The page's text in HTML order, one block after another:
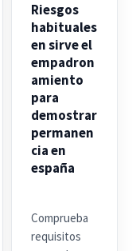
Riesgos
habituales
en sirve el
empadron
amiento
para
demostrar
permanen
cia en
españa
Comprueba
requisitos